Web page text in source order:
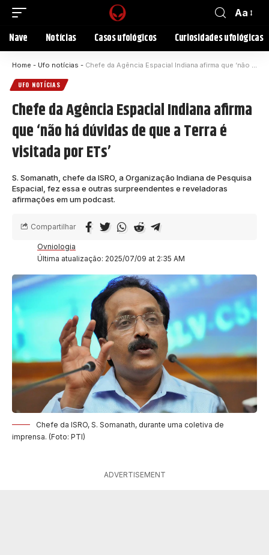
Aa
Nave Notícias Casos ufológicos Curiosidades ufológicas
Home - Ufo notícias - Chefe da Agência Espacial Indiana afirma que ‘não há dúvidas de que a Terra é visitada por ETs’
UFO NOTÍCIAS
Chefe da Agência Espacial Indiana afirma
que ‘não há dúvidas de que a Terra é
visitada por ETs’
S. Somanath, chefe da ISRO, a Organização Indiana de Pesquisa
Espacial, fez essa e outras surpreendentes e reveladoras
afirmações em um podcast.
Última atualização: 2025/07/09 at 2:35 AM
Ovniologia
Compartilhar
Chefe da ISRO, S. Somanath, durante uma coletiva de
imprensa. (Foto: PTI)
ADVERTISEMENT